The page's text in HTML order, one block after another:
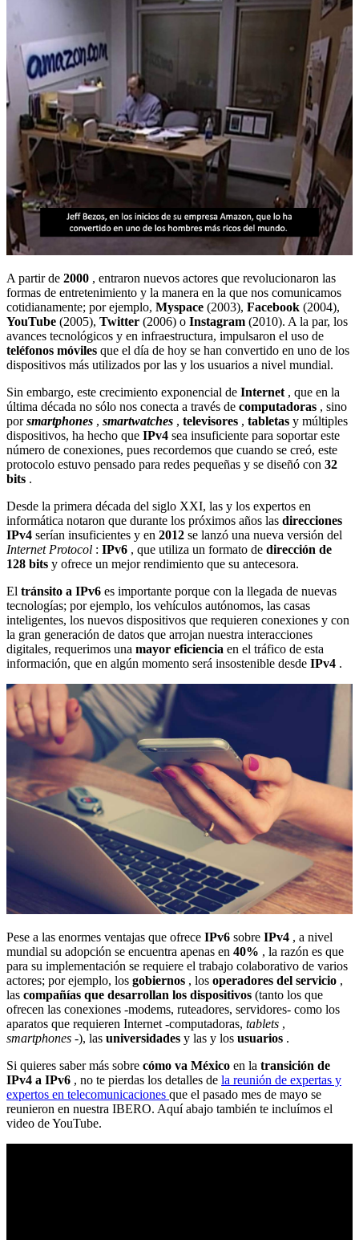
A partir de 2000 , entraron nuevos actores que revolucionaron las
formas de entretenimiento y la manera en la que nos comunicamos
cotidianamente; por ejemplo, Myspace (2003), Facebook (2004),
YouTube (2005), Twitter (2006) o Instagram (2010). A la par, los
avances tecnológicos y en infraestructura, impulsaron el uso de
teléfonos móviles que el día de hoy se han convertido en uno de los
dispositivos más utilizados por las y los usuarios a nivel mundial.
Sin embargo, este crecimiento exponencial de Internet , que en la
última década no sólo nos conecta a través de computadoras , sino
porsmartphones , smartwatches , televisores , tabletas y múltiples
dispositivos, ha hecho que IPv4 sea insuficiente para soportar este
número de conexiones, pues recordemos que cuando se creó, este
protocolo estuvo pensado para redes pequeñas y se diseñó con 32
bits .
Desde la primera década del siglo XXI, las y los expertos en
informática notaron que durante los próximos años las direcciones
IPv4 serían insuficientes y en 2012 se lanzó una nueva versión del
Internet Protocol : IPv6 , que utiliza un formato de dirección de
128 bits y ofrece un mejor rendimiento que su antecesora.
El tránsito a IPv6 es importante porque con la llegada de nuevas
tecnologías; por ejemplo, los vehículos autónomos, las casas
inteligentes, los nuevos dispositivos que requieren conexiones y con
la gran generación de datos que arrojan nuestra interacciones
digitales, requerimos una mayor eficiencia en el tráfico de esta
información, que en algún momento será insostenible desde IPv4 .
Pese a las enormes ventajas que ofrece IPv6 sobre IPv4 , a nivel
mundial su adopción se encuentra apenas en 40% , la razón es que
para su implementación se requiere el trabajo colaborativo de varios
actores; por ejemplo, los gobiernos , los operadores del servicio ,
las compañías que desarrollan los dispositivos (tanto los que
ofrecen las conexiones -modems, ruteadores, servidores- como los
aparatos que requieren Internet -computadoras, tablets ,
smartphones -), las universidades y las y los usuarios .
Si quieres saber más sobre cómo va México en la transición de
IPv4 a IPv6 , no te pierdas los detalles de la reunión de expertas y
expertos en telecomunicaciones que el pasado mes de mayo se
reunieron en nuestra IBERO. Aquí abajo también te incluímos el
video de YouTube.